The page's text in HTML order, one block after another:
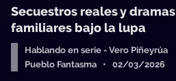
Secuestros reales y dramas
familiares bajo la lupa
Hablando en serie - Vero Piñeyrúa
Pueblo Fantasma • 02/03/2026